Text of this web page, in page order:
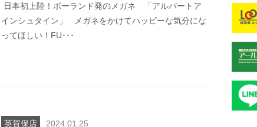
日本初上陸！ポーランド発のメガネ 「アルバートア
インシュタイン」 メガネをかけてハッピーな気分にな
ってほしい！FU･･･
英賀保店 2024.01.25